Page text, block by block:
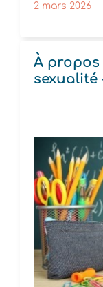
2 mars 2026
À propos
sexualité